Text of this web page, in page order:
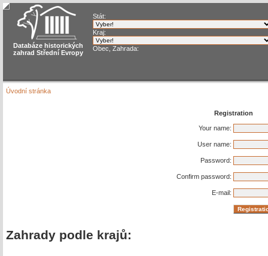
Databáze historických
zahrad Střední Evropy
Stát:
Kraj:
Obec, Zahrada:
Úvodní stránka
Registration
Your name:
User name:
Password:
Confirm password:
E-mail:
Zahrady podle krajů: